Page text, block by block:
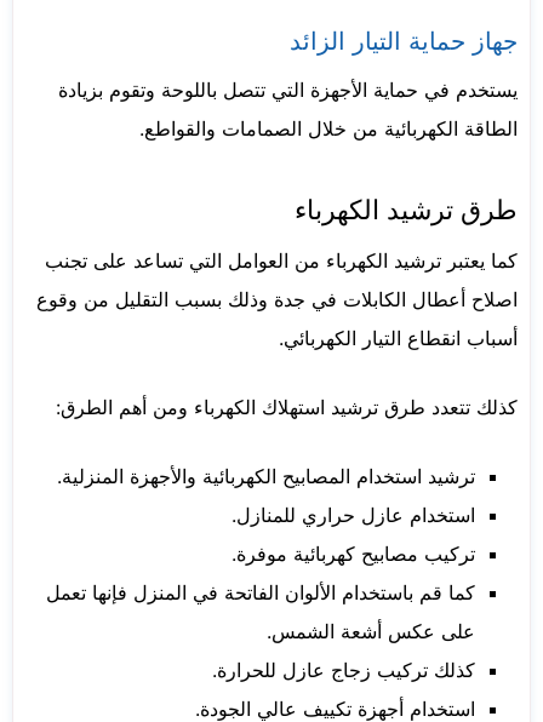
جهاز حماية التيار الزائد
يستخدم في حماية الأجهزة التي تتصل باللوحة وتقوم بزيادة
الطاقة الكهربائية من خلال الصمامات والقواطع.
طرق ترشيد الكهرباء
كما يعتبر ترشيد الكهرباء من العوامل التي تساعد على تجنب
اصلاح أعطال الكابلات في جدة وذلك بسبب التقليل من وقوع
أسباب انقطاع التيار الكهربائي.
كذلك تتعدد طرق ترشيد استهلاك الكهرباء ومن أهم الطرق:
ترشيد استخدام المصابيح الكهربائية والأجهزة المنزلية.
استخدام عازل حراري للمنازل.
تركيب مصابيح كهربائية موفرة.
كما قم باستخدام الألوان الفاتحة في المنزل فإنها تعمل
على عكس أشعة الشمس.
كذلك تركيب زجاج عازل للحرارة.
استخدام أجهزة تكييف عالي الجودة.